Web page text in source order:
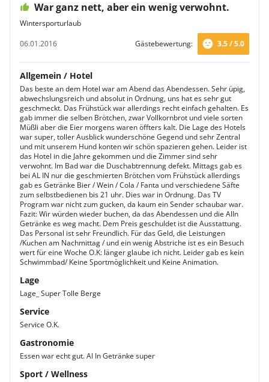
War ganz nett, aber ein wenig verwohnt.
Wintersporturlaub
06.01.2016
Gästebewertung: 3.5 / 5.0
Allgemein / Hotel
Das beste an dem Hotel war am Abend das Abendessen. Sehr üpig,
abwechslungsreich und absolut in Ordnung, uns hat es sehr gut
geschmeckt. Das Frühstück war allerdings recht einfach gehalten. Es
gab immer die selben Brötchen, zwar Vollkornbrot und viele sorten
Müßli aber die Eier morgens waren öffters kalt. Die Lage des Hotels
war super, toller Ausblick wunderschöne Gegend und sehr Zentral
und mit unserem Hund konten wir schön spazieren gehen. Leider ist
das Hotel in die Jahre gekommen und die Zimmer sind sehr
verwohnt. Im Bad war die Duschabtrennung defekt. Mittags gab es
bei AL IN nur die geschmierten Brötchen vom Frühstück allerdings
gab es Getränke Bier / Wein / Cola / Fanta und verschiedene Säfte
zum selbstbedienen bis 21 uhr. Dies war in Ordnung. Das TV
Program war nicht zum gucken, da kaum ein Sender schaubar war.
Fazit: Wir würden wieder buchen, da das Abendessen und die AlIn
Getränke es weg macht. Dem Preis geschuldet ist die Ausstattung.
Das Personal ist sehr Freundlich. Für das Geld, die Leistungen
/Kuchen am Nachmittag / und ein wenig Abstriche ist es ein Besuch
wert für eine Woche O.K: länger glaube ich nicht. Leider gab es kein
Schwimmbad/ Keine Sportmöglichkeit und Keine Animation.
Lage
Lage_ Super Tolle Berge
Service
Service O.K.
Gastronomie
Essen war echt gut. Al In Getränke super
Sport / Wellness